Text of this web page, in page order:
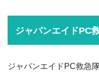
ジャパンエイドPC
ジャパンエイドPC救急